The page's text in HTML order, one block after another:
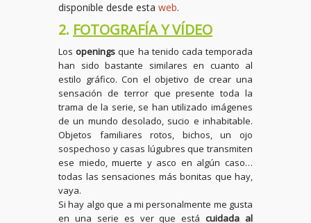
disponible desde esta web.
2. FOTOGRAFÍA Y VÍDEO
Los openings que ha tenido cada temporada
han sido bastante similares en cuanto al
estilo gráfico. Con el objetivo de crear una
sensación de terror que presente toda la
trama de la serie, se han utilizado imágenes
de un mundo desolado, sucio e inhabitable.
Objetos familiares rotos, bichos, un ojo
sospechoso y casas lúgubres que transmiten
ese miedo, muerte y asco en algún caso…
todas las sensaciones más bonitas que hay,
vaya.
Si hay algo que a mi personalmente me gusta
en una serie es ver que estácuidada al